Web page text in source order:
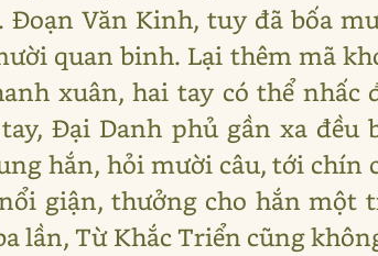
Văn Kinh, tuy đã bốa
quan binh. Lại thêm mã
xuân, hai tay có thể nhấc
Đại Danh phủ gần xa đều
hắn, hỏi mười câu, tới chín
giận, thưởng cho hắn một
lần, Từ Khắc Triển cũng